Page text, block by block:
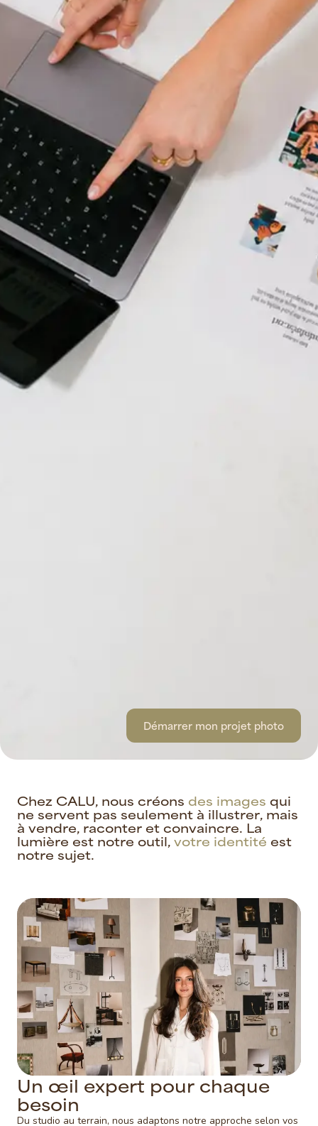
Démarrer mon projet photo
Chez CALU, nous créons des images qui
ne servent pas seulement à illustrer, mais
à vendre, raconteretconvaincre. La
lumière est notre outil,votre identité est
notre sujet.
Un œil expert pour chaque
besoin
Du studio au terrain, nous adaptons notre approche selon vos